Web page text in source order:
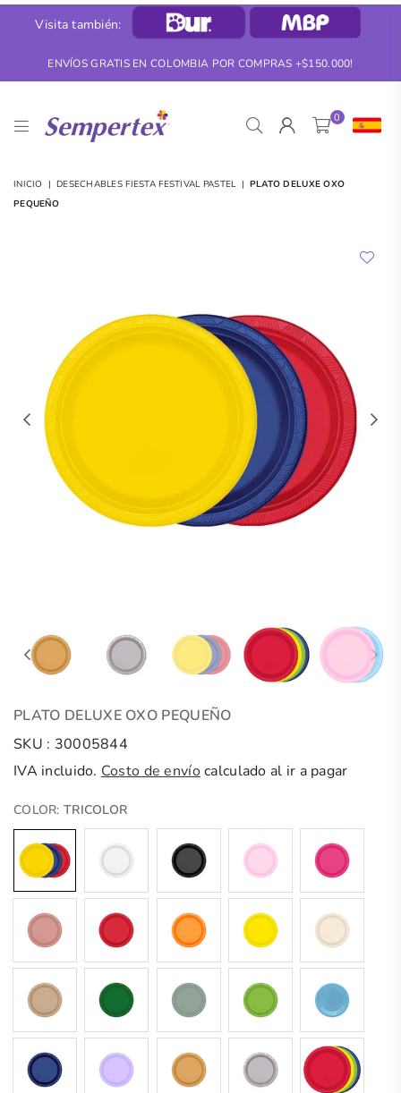
Visita también:
ENVÍOS GRATIS EN COLOMBIA POR COMPRAS +$150.000!
SEMPERTEX
0
INICIO | DESECHABLES FIESTA FESTIVAL PASTEL | PLATO DELUXE OXO
PEQUEÑO
PLATO DELUXE OXO PEQUEÑO
SKU : 30005844
IVA incluido. Costo de envíocalculado al ir a pagar
COLOR: TRICOLOR